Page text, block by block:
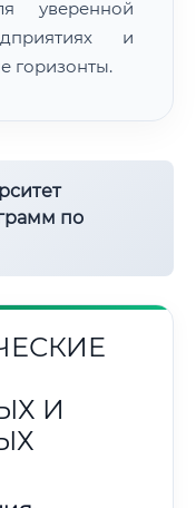
уверенной
и
горизонты.
по
И